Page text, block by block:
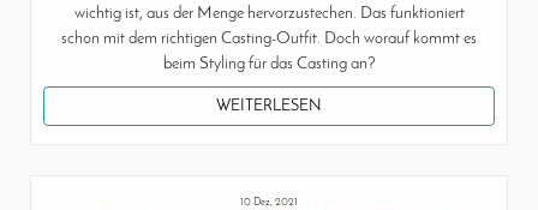
wichtig ist, aus der Menge hervorzustechen. Das funktioniert
schon mit dem richtigen Casting-Outfit. Doch worauf kommt es
beim Styling für das Casting an?
WEITERLESEN
10 Dez, 2021